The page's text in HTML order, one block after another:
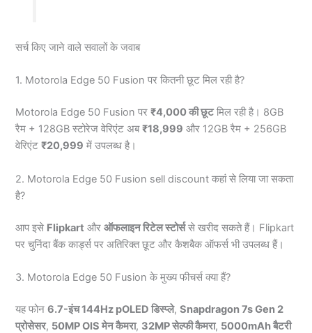
सर्च किए जाने वाले सवालों के जवाब
1. Motorola Edge 50 Fusion पर कितनी छूट मिल रही है?
Motorola Edge 50 Fusion पर₹4,000 की छूटमिल रही है। 8GB
रैम + 128GB स्टोरेज वेरिएंट अब₹18,999 और 12GB रैम + 256GB
वेरिएंट₹20,999 में उपलब्ध है।
2. Motorola Edge 50 Fusion sell discount कहां से लिया जा सकता
है?
आप इसे Flipkart औरऑफलाइन रिटेल स्टोर्ससे खरीद सकते हैं। Flipkart
पर चुनिंदा बैंक कार्ड्स पर अतिरिक्त छूट और कैशबैक ऑफर्स भी उपलब्ध हैं।
3. Motorola Edge 50 Fusion के मुख्य फीचर्स क्या हैं?
यह फोन6.7-इंच 144Hz pOLED डिस्प्ले,Snapdragon 7s Gen 2
प्रोसेसर, 50MP OIS मेन कैमरा, 32MP सेल्फी कैमरा, 5000mAh बैटरी